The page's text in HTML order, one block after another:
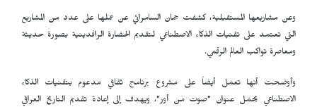
وعن مشاريعها المستقبلية، كشفت جمان السامرائي عن عملها على عدد من المشاريع
التي تعتمد على تقنيات الذكاء الاصطناعي لتقديم الحضارة الرافدينية بصورة حديثة
ومعاصرة تواكب العالم الرقمي.
وأوضحت أنها تعمل أيضاً على مشروع برنامج ثقافي مدعوم بتقنيات الذكاء
الاصطناعي يحمل عنوان "صوت من أور"، ويهدف إلى إعادة تقديم التاريخ العراقي